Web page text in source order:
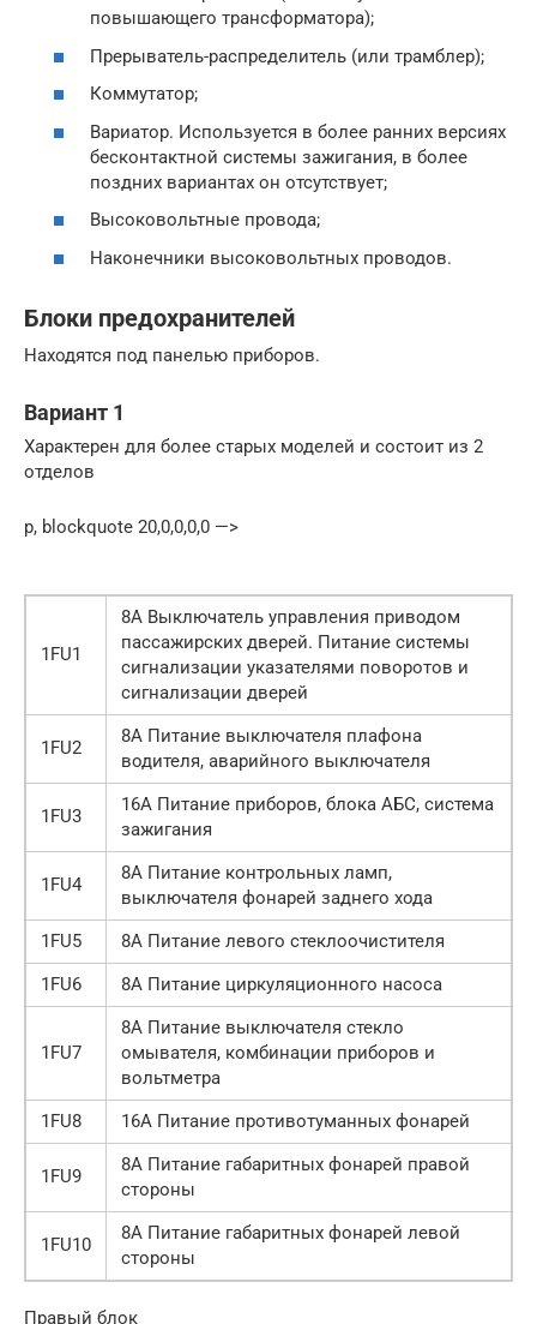
повышающего трансформатора);
Прерыватель-распределитель (или трамблер);
Коммутатор;
Вариатор. Используется в более ранних версиях
бесконтактной системы зажигания, в более
поздних вариантах он отсутствует;
Высоковольтные провода;
Наконечники высоковольтных проводов.
Блоки предохранителей
Находятся под панелью приборов.
Вариант 1
Характерен для более старых моделей и состоит из 2
отделов
p, blockquote 20,0,0,0,0 —>
1FU1
8А Выключатель управления приводом
пассажирских дверей. Питание системы
сигнализации указателями поворотов и
сигнализации дверей
1FU2
8А Питание выключателя плафона
водителя, аварийного выключателя
1FU3
16А Питание приборов, блока АБС, система
зажигания
1FU4
8А Питание контрольных ламп,
выключателя фонарей заднего хода
1FU5
8А Питание левого стеклоочистителя
1FU6
8А Питание циркуляционного насоса
1FU7
8А Питание выключателя стекло
омывателя, комбинации приборов и
вольтметра
1FU8
16А Питание противотуманных фонарей
1FU9
8А Питание габаритных фонарей правой
стороны
1FU10
8А Питание габаритных фонарей левой
стороны
Правый блок